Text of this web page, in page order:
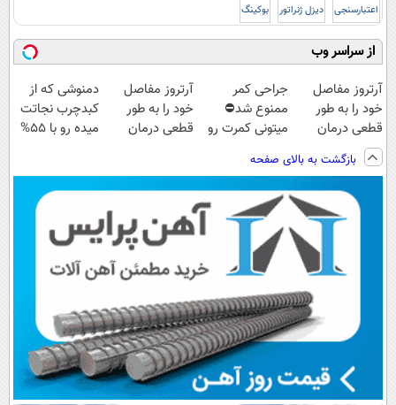
اعتبارسنجی دیزل ژنراتور بوکینگ
از سراسر وب
آرتروز مفاصل
خود را به طور
قطعی درمان
کنید!
◗پرسش‌نامه◖
جراحی کمر
ممنوع شد⛔
میتونی کمرت رو
کنی! 👈🏻
پرسش‌نامه
آرتروز مفاصل
خود را به طور
قطعی درمان
دمنوشی که از
کبدچرب نجاتت
میده رو با 55%
بازگشت به بالای صفحه